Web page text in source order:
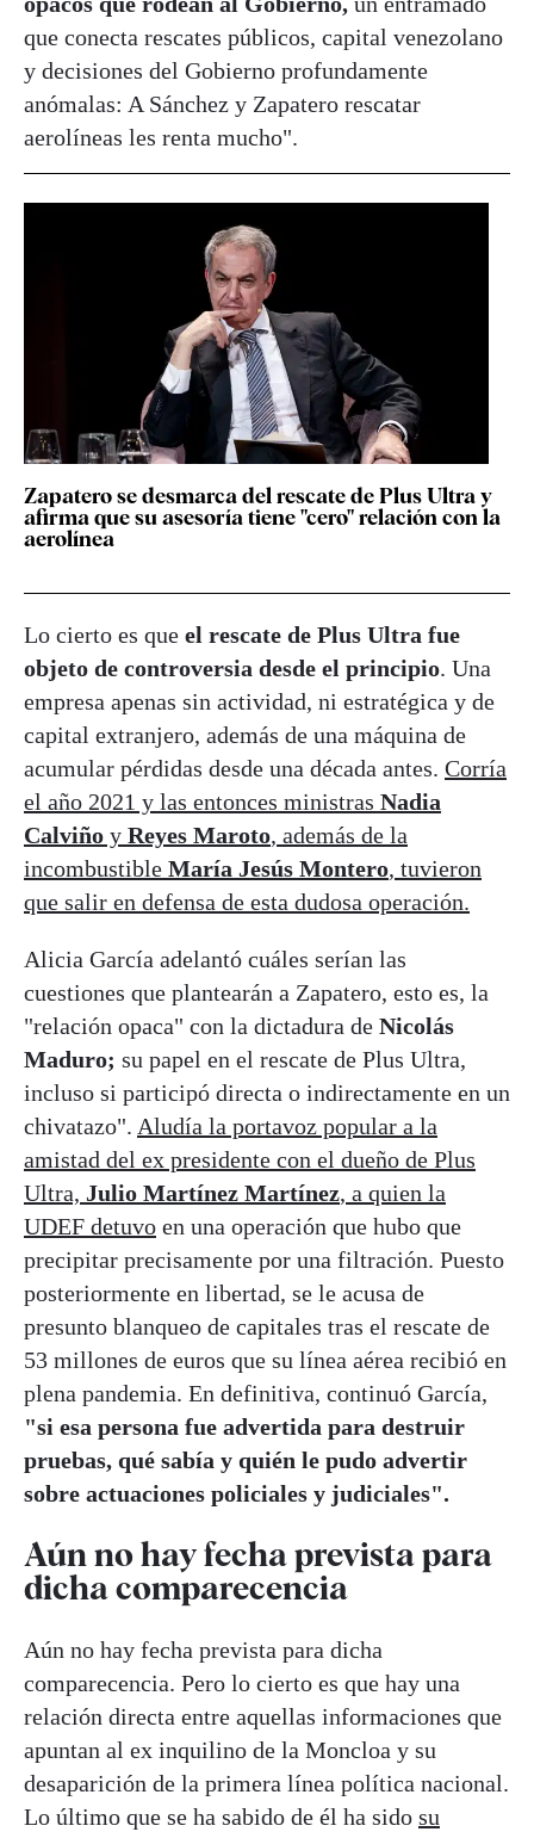
que conecta rescates públicos, capital venezolano
y decisiones del Gobierno profundamente
anómalas: A Sánchez y Zapatero rescatar
aerolíneas les renta mucho".
Zapatero se desmarca del rescate de Plus Ultra y
afirma que su asesoría tiene "cero" relación con la
aerolínea
Lo cierto es que el rescate de Plus Ultra fue
objeto de controversia desde el principio. Una
empresa apenas sin actividad, ni estratégica y de
capital extranjero, además de una máquina de
acumular pérdidas desde una década antes. Corría
el año 2021 y las entonces ministras Nadia
Calviño y Reyes Maroto, además de la
incombustible María Jesús Montero, tuvieron
que salir en defensa de esta dudosa operación.
Alicia García adelantó cuáles serían las
cuestiones que plantearán a Zapatero, esto es, la
"relación opaca" con la dictadura de Nicolás
Maduro; su papel en el rescate de Plus Ultra,
incluso si participó directa o indirectamente en un
chivatazo". Aludía la portavoz popular a la
amistad del ex presidente con el dueño de Plus
Ultra, Julio Martínez Martínez, a quien la
UDEF detuvo en una operación que hubo que
precipitar precisamente por una filtración. Puesto
posteriormente en libertad, se le acusa de
presunto blanqueo de capitales tras el rescate de
53 millones de euros que su línea aérea recibió en
plena pandemia. En definitiva, continuó García,
"si esa persona fue advertida para destruir
pruebas, qué sabía y quién le pudo advertir
sobre actuaciones policiales y judiciales".
Aún no hay fecha prevista para
dicha comparecencia
Aún no hay fecha prevista para dicha
comparecencia. Pero lo cierto es que hay una
relación directa entre aquellas informaciones que
apuntan al ex inquilino de la Moncloa y su
desaparición de la primera línea política nacional.
Lo último que se ha sabido de él ha sido su